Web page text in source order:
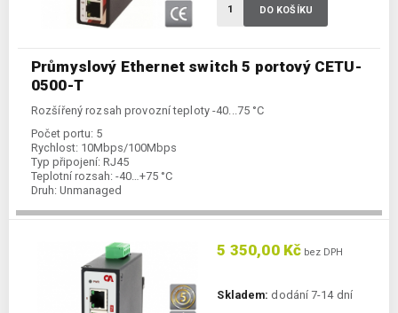
Průmyslový Ethernet switch 5 portový CETU-
0500-T
Rozšířený rozsah provozní teploty -40...75 °C
Počet portu: 5
Rychlost: 10Mbps/100Mbps
Typ připojení: RJ45
Teplotní rozsah: -40…+75 °C
Druh: Unmanaged
DO KOŠÍKU
5 350,00 Kč bez DPH
Skladem: dodání 7-14 dní